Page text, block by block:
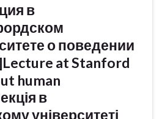
в
о поведении
at Stanford
human
в
університеті